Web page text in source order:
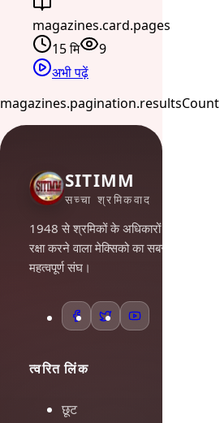
magazines.card.pages
15 मि
9
अभी पढ़ें
magazines.pagination.resultsCount
SITIMM
सच्चा श्रमिकवाद
1948 से श्रमिकों के अधिकारों की
रक्षा करने वाला मेक्सिको का सबसे
महत्वपूर्ण संघ।
त्वरित लिंक
छूट